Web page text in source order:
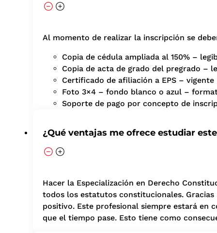
Al momento de realizar la inscripción se
Copia de cédula ampliada al 150% –
Copia de acta de grado del pregrado –
Certificado de afiliación a EPS –
Foto 3×4 – fondo blanco o azul –
Soporte de pago por concepto de
¿Qué ventajas me ofrece estudiar
Hacer la Especialización en Derecho
todos los estatutos constitucionales.
positivo. Este profesional siempre estará en
que el tiempo pase. Esto tiene como